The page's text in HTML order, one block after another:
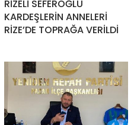
RİZELİ SEFEROĞLU
KARDEŞLERİN ANNELERİ
RİZE’DE TOPRAĞA VERİLDİ